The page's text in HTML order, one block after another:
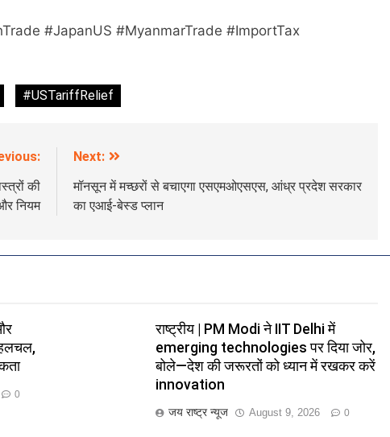
#JapanUS #MyanmarTrade #ImportTax
#USTariffRelief
की
नियम
Next:
मॉनसून में मच्छरों से बचाएगा एसएमओएसएस, आंध्र प्रदेश सरकार
का एआई-बेस्ड प्लान
0
राष्ट्रीय | PM Modi ने IIT Delhi में
emerging technologies पर दिया जोर,
बोले—देश की जरूरतों को ध्यान में रखकर करें
innovation
जय राष्ट्र न्यूज August 9, 2026 0